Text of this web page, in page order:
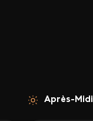
Après-Midi